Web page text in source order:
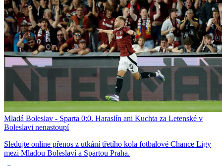
Mladá Boleslav - Sparta 0:0. Haraslín ani Kuchta za Letenské v
Boleslavi nenastoupí
Sledujte online přenos z utkání třetího kola fotbalové Chance Ligy
mezi Mladou Boleslaví a Spartou Praha.